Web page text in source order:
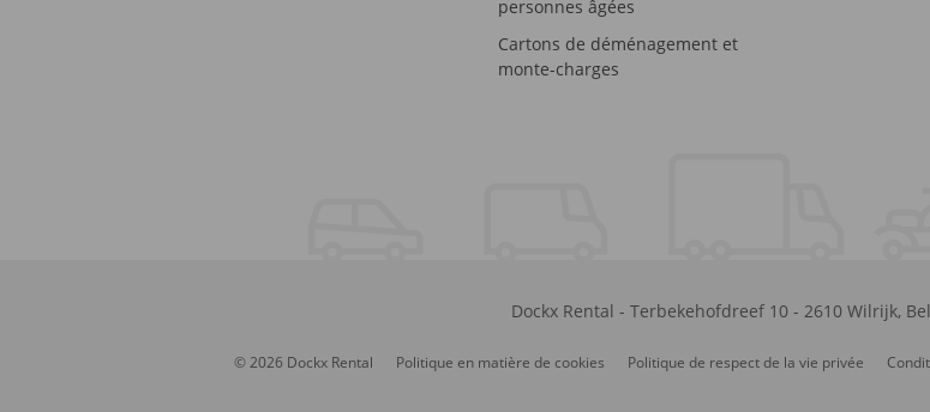
personnes âgées
Cartons de déménagement et
monte-charges
Dockx Rental - Terbekehofdreef 10- 2610 Wilrijk,
© 2026 Dockx Rental Politique en matière de cookies Politique de respect de la vie privée